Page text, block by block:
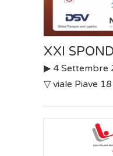
XXI
▶︎ 4 Settembre
▽ viale Piave